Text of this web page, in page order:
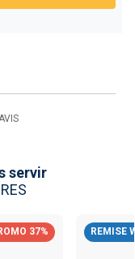
servir
37% REMISE